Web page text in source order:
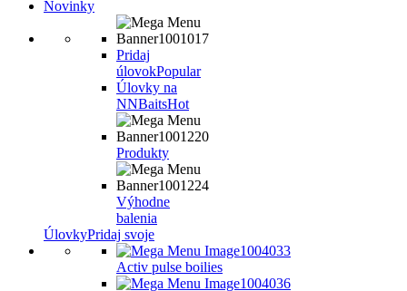
Novinky
Pridaj
úlovokPopular
Úlovky na
NNBaitsHot
Produkty
Výhodne
balenia
ÚlovkyPridaj svoje
Activ pulse boilies